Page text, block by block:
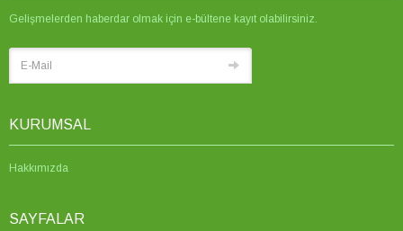
Gelişmelerden haberdar olmak için e-bültene kayıt olabilirsiniz.
KURUMSAL
Hakkımızda
SAYFALAR